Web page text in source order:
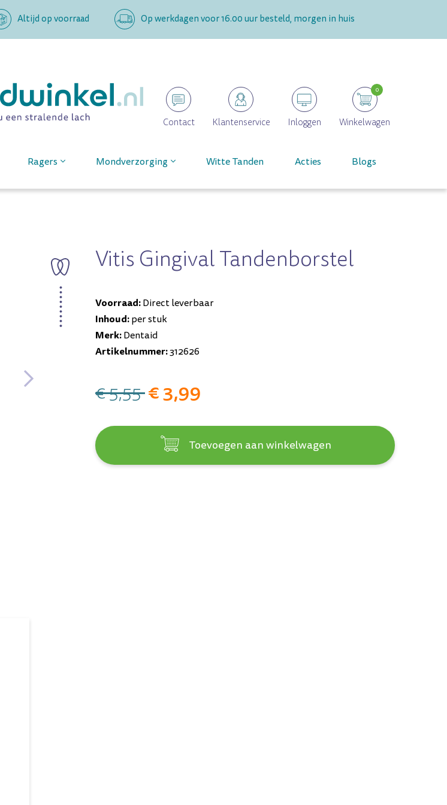
Altijd op voorraad Op werkdagen voor 16.00 uur besteld, morgen in huis
Contact Klantenservice Inloggen Winkelwagen
0
Ragers Mondverzorging Witte Tanden Acties Blogs
Vitis Gingival Tandenborstel
Voorraad:Direct leverbaar
Inhoud:per stuk
Merk:Dentaid
Artikelnummer:312626
€ 5,55€ 3,99
Toevoegen aan winkelwagen